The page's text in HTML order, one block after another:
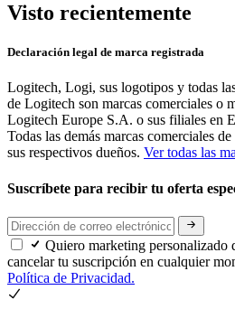
Visto recientemente
Declaración legal de marca registrada
Logitech, Logi, sus logotipos y todas
de Logitech son marcas comerciales o
Logitech Europe S.A. o sus filiales en
Todas las demás marcas comerciales
sus respectivos dueños. Ver todas las
Suscríbete para recibir tu oferta
Quiero marketing personalizado
cancelar tu suscripción en cualquier
Política de Privacidad.